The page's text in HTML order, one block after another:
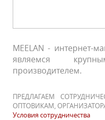
MEELAN - интернет-
являемся
производителем.
ПРЕДЛАГАЕМ
ОПТОВИКАМ,
Условия сотрудничества